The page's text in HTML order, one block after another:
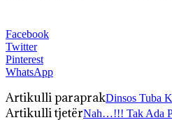
Facebook
Twitter
Pinterest
WhatsApp
Artikulli paraprakDinsos Tuba
Artikulli tjetërNah…!!! Tak Ada